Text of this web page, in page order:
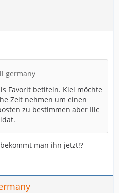
germany
Favorit betiteln. Kiel möchte
Zeit nehmen um einen
zu bestimmen aber Ilic
man ihn jetzt!?